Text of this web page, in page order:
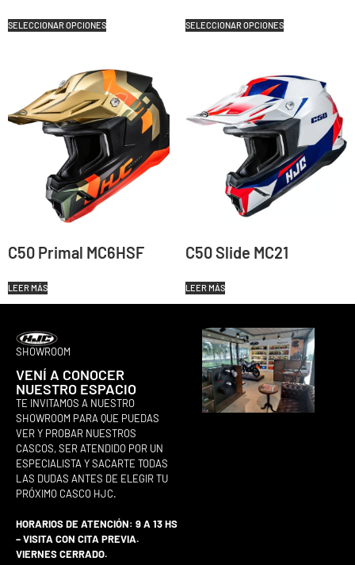
SELECCIONAR OPCIONES SELECCIONAR OPCIONES
C50 Primal MC6HSF
LEER MÁS
C50 Slide MC21
LEER MÁS
SHOWROOM
VENÍ A CONOCER
NUESTRO ESPACIO
TE INVITAMOS A NUESTRO
SHOWROOM PARA QUE PUEDAS
VER Y PROBAR NUESTROS
CASCOS, SER ATENDIDO POR UN
ESPECIALISTA Y SACARTE TODAS
LAS DUDAS ANTES DE ELEGIR TU
PRÓXIMO CASCO HJC.
HORARIOS DE ATENCIÓN: 9 A 13 HS
– VISITA CON CITA PREVIA.
VIERNES CERRADO.